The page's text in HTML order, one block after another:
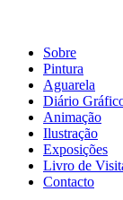
Sobre
Pintura
Aguarela
Diário
Animação
Ilustração
Exposições
Livro de
Contacto